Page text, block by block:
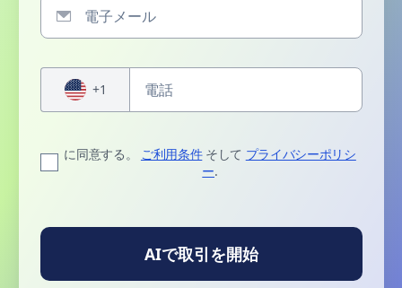
+1
に同意する。 ご利用条件そして プライバシーポリシ
ー.
AIで取引を開始